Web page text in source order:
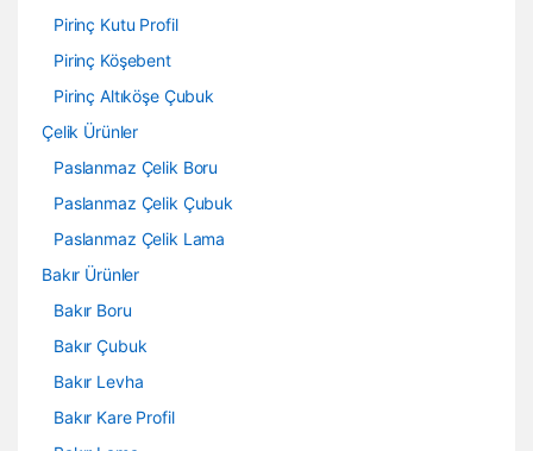
Pirinç Kutu Profil
Pirinç Köşebent
Pirinç Altıköşe Çubuk
Çelik Ürünler
Paslanmaz Çelik Boru
Paslanmaz Çelik Çubuk
Paslanmaz Çelik Lama
Bakır Ürünler
Bakır Boru
Bakır Çubuk
Bakır Levha
Bakır Kare Profil